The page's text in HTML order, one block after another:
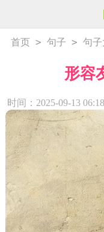
首页 > 句子 > 句子
形容
时间：2025-09-13